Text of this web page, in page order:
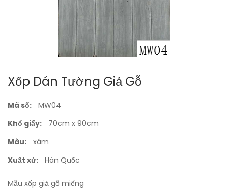
Xốp Dán Tường Giả Gỗ
Mã số:
MW04
Khổ giấy:
70cm x 90cm
Màu:
xám
Xuất xứ:
Hàn Quốc
Mẫu xốp giả gỗ miếng